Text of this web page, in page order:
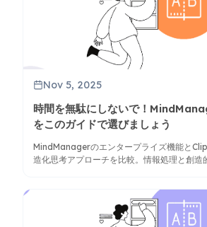
Nov 5, 2025
時間を無駄にしないで！
をこのガイドで選びましょう
MindManagerのエンタープライズ機能と
造化思考アプローチを比較。情報処理と創造